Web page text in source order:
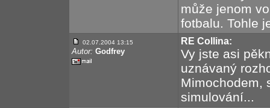
může jenom
fotbalu. Tohle
02.07.2004 13:15
Autor: Godfrey
RE Collina:
Vy jste asi
uznávaný
Mimochodem,
simulování...